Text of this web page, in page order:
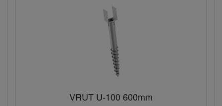
VRUT U-100 600mm